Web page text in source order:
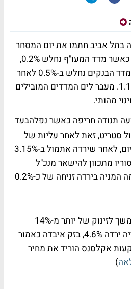
בתל אביב חתמו את יום המסחר
השני בטריטוריה האדומה כאשר מדד המעו"ף נחלש 0.2%,
מדד ת"א 90 איבד 0.8% ומדד הבנקים נחלש ב-0.5% לאחר
שנסחר בירידות של עד 1.1%. מעבר לים המדדים המובילים
מהותי.
תנודה חריפה כאשר נפלהבעד
סטריט, זאת לאחר עליות של
יותר מ-1% מוקדם יותר היום, לאחר שירדה אתמול ב-3.15%
מתכוון להישאר מנכ"ל
אסטרהזניקה. לבסוף חתמה המניה בירדה זניחה של כ-0.2%
מודיעין זינקה עוד 3% בהמשך לזינוק של יותר מ-14%
אתמול. מניית מבני תעשייה ירדה 4.6%, בזק איבדה כאמור
אקלסנס הוריד את מחיר
)